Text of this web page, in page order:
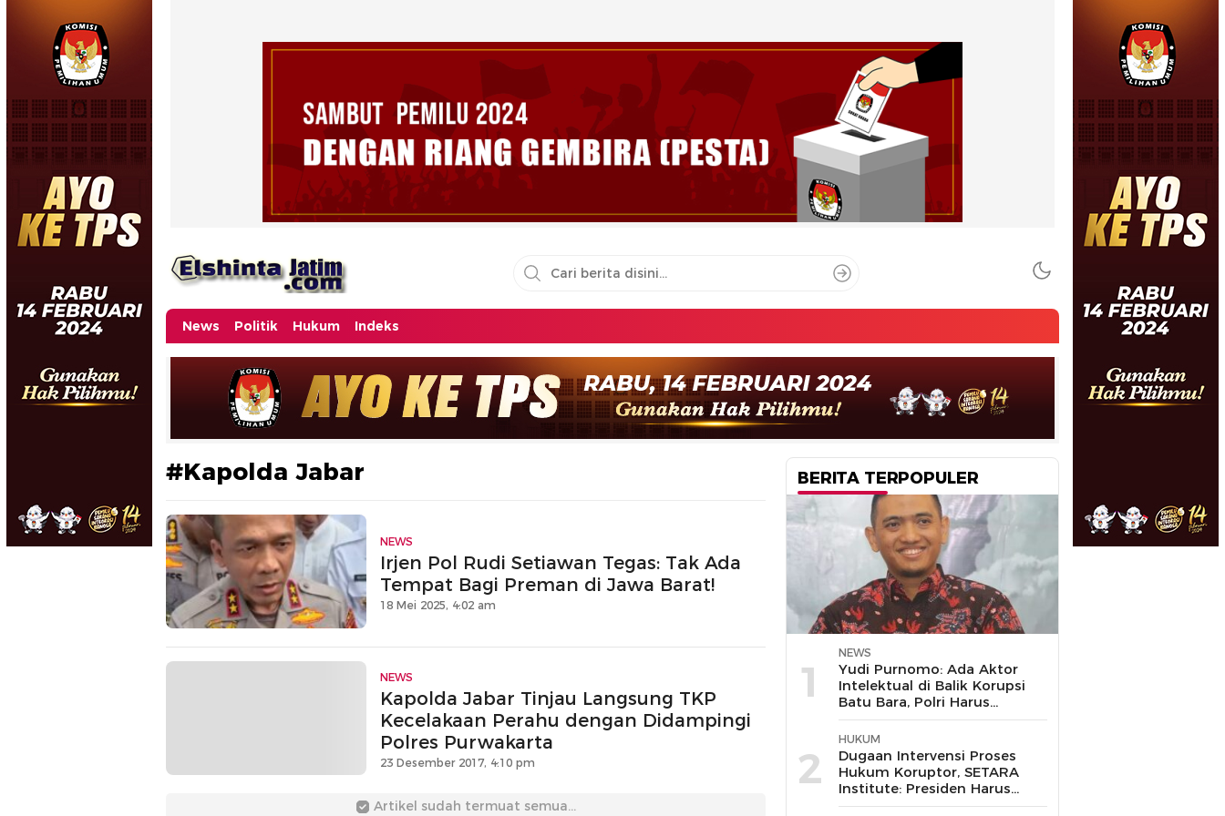
News Politik Hukum Indeks
#Kapolda Jabar
NEWS
Irjen Pol Rudi Setiawan Tegas: Tak Ada
Tempat Bagi Preman di Jawa Barat!
18 Mei 2025, 4:02 am
NEWS
Kapolda Jabar Tinjau Langsung TKP
Kecelakaan Perahu dengan Didampingi
Polres Purwakarta
23 Desember 2017, 4:10 pm
Artikel sudah termuat semua...
BERITA TERPOPULER
1
NEWS
Yudi Purnomo: Ada Aktor
Intelektual di Balik Korupsi
Batu Bara, Polri Harus
Bongkar
2
HUKUM
Dugaan Intervensi Proses
Hukum Koruptor, SETARA
Institute: Presiden Harus
Pastikan TNI Tak